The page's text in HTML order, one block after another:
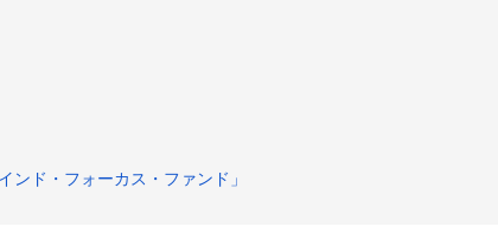
ド・フォーカス・ファンド」